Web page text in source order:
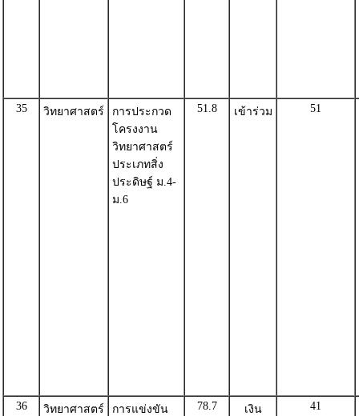
35 วิทยาศาสตร์
การประกวด
โครงงาน
วิทยาศาสตร์
ประเภทสิ่ง
ประดิษฐ์ ม.4-
ม.6
51.8 เข้าร่วม 51
36 วิทยาศาสตร์
การแข่งขัน
78.7 เงิน 41